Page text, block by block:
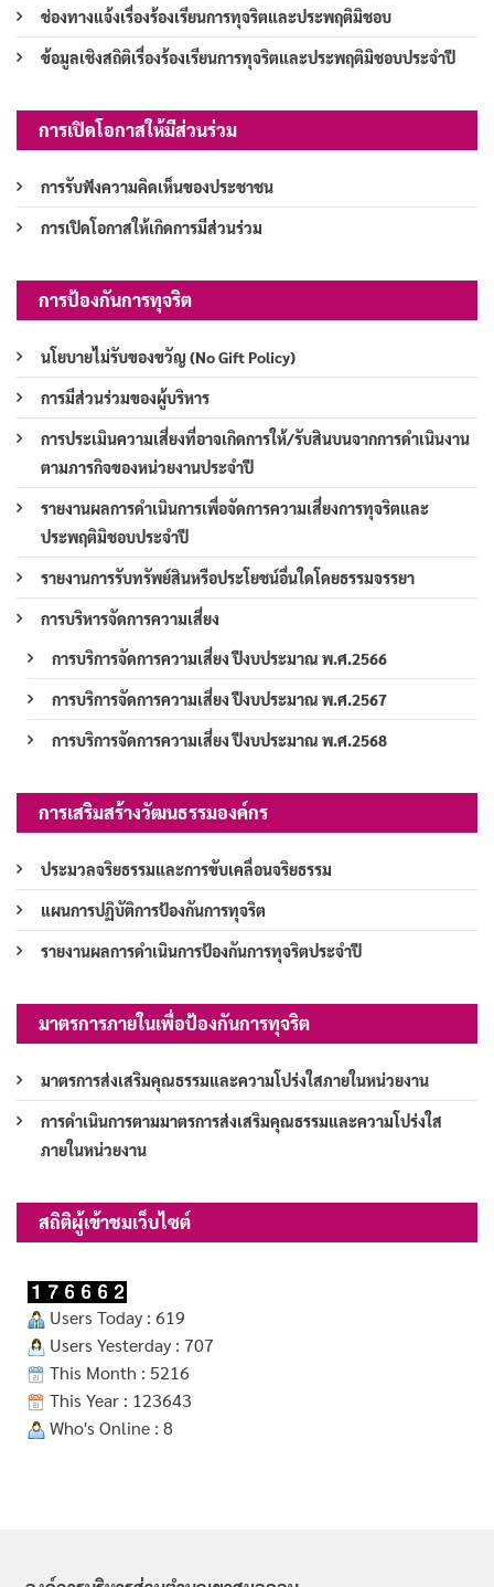
ช่องทางแจ้งเรื่องร้องเรียนการทุจริตและประพฤติมิชอบ
ข้อมูลเชิงสถิติเรื่องร้องเรียนการทุจริตและประพฤติมิชอบประจำปี
การเปิดโอกาสให้มีส่วนร่วม
การรับฟังความคิดเห็นของประชาชน
การเปิดโอกาสให้เกิดการมีส่วนร่วม
การป้องกันการทุจริต
นโยบายไม่รับของขวัญ (No Gift Policy)
การมีส่วนร่วมของผู้บริหาร
การประเมินความเสี่ยงที่อาจเกิดการให้/รับสินบนจากการดำเนินงาน
ตามภารกิจของหน่วยงานประจำปี
รายงานผลการดำเนินการเพื่อจัดการความเสี่ยงการทุจริตและ
ประพฤติมิชอบประจำปี
รายงานการรับทรัพย์สินหรือประโยชน์อื่นใดโดยธรรมจรรยา
การบริหารจัดการความเสี่ยง
การบริการจัดการความเสี่ยง ปีงบประมาณ พ.ศ.2566
การบริการจัดการความเสี่ยง ปีงบประมาณ พ.ศ.2567
การบริการจัดการความเสี่ยง ปีงบประมาณ พ.ศ.2568
การเสริมสร้างวัฒนธรรมองค์กร
ประมวลจริยธรรมและการขับเคลื่อนจริยธรรม
แผนการปฏิบัติการป้องกันการทุจริต
รายงานผลการดำเนินการป้องกันการทุจริตประจำปี
มาตรการภายในเพื่อป้องกันการทุจริต
มาตรการส่งเสริมคุณธรรมและความโปร่งใสภายในหน่วยงาน
การดำเนินการตามมาตรการส่งเสริมคุณธรรมและความโปร่งใส
ภายในหน่วยงาน
สถิติผู้เข้าชมเว็บไซต์
Users Today : 619
Users Yesterday : 707
This Month : 5216
This Year : 123643
Who's Online : 8